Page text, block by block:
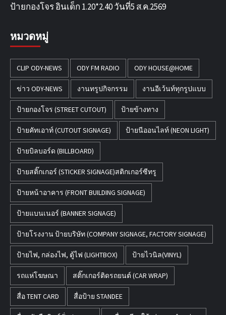
ป้ายกองโจร อินเด็ก 1.20*2.40 วันที่5 ส.ค.2569
หมวดหมู่
CLIP ODY-NEWS ODY FM RADIO ODY HOUSE@HOME
ข่าว ODY-NEWS งานทรูปกิจกรรม งานอีเว้นท์ทุกรูปแบบ
ป้ายกองโจร (STREET CUTOUT) ป้ายข้างทาง
ป้ายคัทเอาท์ (CUTOUT SIGNAGE) ป้ายนีออนไลท์ (NEON LIGHT)
ป้ายบิลบอร์ด (BILLBOARD)
ป้ายสติ๊กเกอร์ (STICKER SIGNAGE)สติกเกอร์ซีทรู
ป้ายหน้าอาคาร (FRONT BUILDING SIGNAGE)
ป้ายแบนเนอร์ (BANNER SIGNAGE)
ป้ายโรงงาน ป้ายบริษัท (COMPANY SIGNAGE, FACTORY SIGNAGE)
ป้ายไฟ, กล่องไฟ, ตู้ไฟ (LIGHTBOX) ป้ายไวนิล(VINYL)
รถแห่โฆษณา สติ๊กเกอร์ติดรถยนต์ (CAR WRAP)
สื่อ TENT CARD สื่อป้าย STANDEE